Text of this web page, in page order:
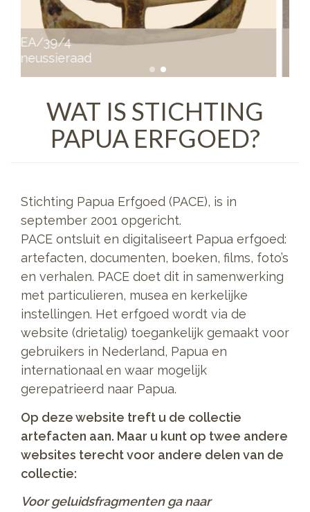
EA/14/21
kalkhouder met spatel
WAT IS STICHTING
PAPUA ERFGOED?
Stichting Papua Erfgoed (PACE), is in
september 2001 opgericht.
PACE ontsluit en digitaliseert Papua erfgoed:
artefacten, documenten, boeken, films, foto’s
en verhalen. PACE doet dit in samenwerking
met particulieren, musea en kerkelijke
instellingen. Het erfgoed wordt via de
website (drietalig) toegankelijk gemaakt voor
gebruikers in Nederland, Papua en
internationaal en waar mogelijk
gerepatrieerd naar Papua.
Op deze website treft u de collectie
artefacten aan. Maar u kunt op twee andere
websites terecht voor andere delen van de
collectie:
Voor geluidsfragmenten ga naar